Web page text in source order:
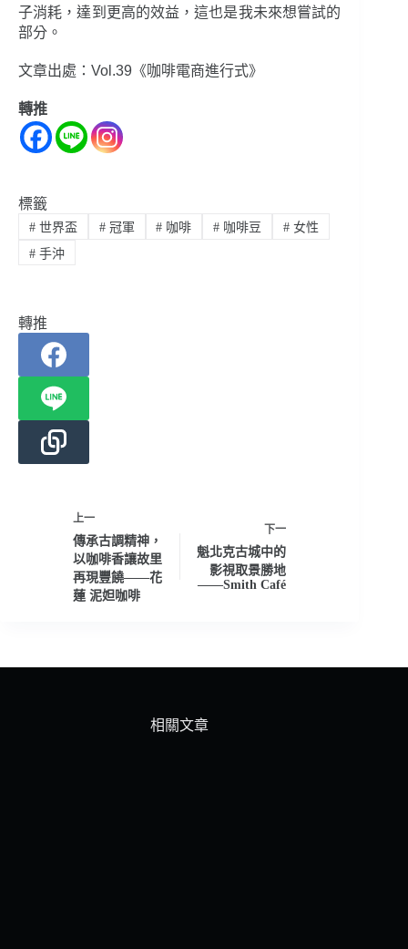
子消耗，達到更高的效益，這也是我未來想嘗試的
部分。
文章出處：Vol.39《咖啡電商進行式》
轉推
標籤
#世界盃 #冠軍 # 咖啡 # 咖啡豆 # 女性
#手沖
轉推
上一
傳承古調精神，
以咖啡香讓故里
再現豐饒——花
蓮 泥妲咖啡
下一
魁北克古城中的
影視取景勝地
——Smith Café
相關文章